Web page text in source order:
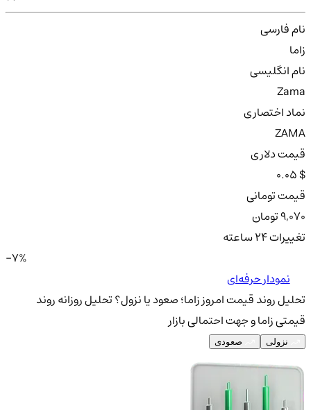
نام فارسی
زاما
نام انگلیسی
Zama
نماد اختصاری
ZAMA
قیمت دلاری
0.05 $
قیمت تومانی
9,070 تومان
تغییرات ۲۴ ساعته
-7%
نمودار حرفه‌ای
تحلیل روند قیمت امروز زاما؛ صعود یا نزول؟تحلیل روزانه روند
قیمتی زاما و جهت احتمالی بازار
نزولی صعودی